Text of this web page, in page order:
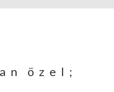
n ö z e l ;